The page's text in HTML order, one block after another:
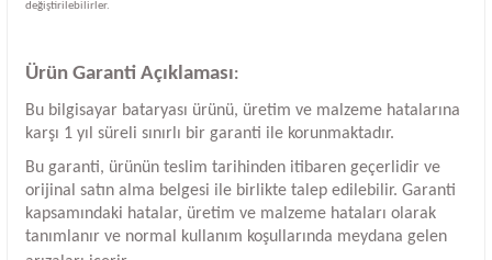
değiştirilebilirler.
Ürün Garanti Açıklaması:
Bu bilgisayar bataryası ürünü, üretim ve malzeme hatalarına
karşı 1 yıl süreli sınırlı bir garanti ile korunmaktadır.
Bu garanti, ürünün teslim tarihinden itibaren geçerlidir ve
orijinal satın alma belgesi ile birlikte talep edilebilir. Garanti
kapsamındaki hatalar, üretim ve malzeme hataları olarak
tanımlanır ve normal kullanım koşullarında meydana gelen